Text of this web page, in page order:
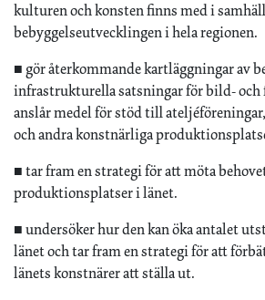
kulturen och konsten finns med i
bebyggelseutvecklingen i hela regionen.
■ gör återkommande kartläggningar av
infrastrukturella satsningar för bild- och
anslår medel för stöd till
och andra konstnärliga
■ tar fram en strategi för att möta
produktionsplatser i länet.
■ undersöker hur den kan öka antalet
länet och tar fram en strategi för att
länets konstnärer att ställa ut.